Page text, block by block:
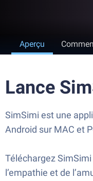
Aperçu
Lance
SimSimi est une
Android sur MAC et
Téléchargez
l’empathie et de